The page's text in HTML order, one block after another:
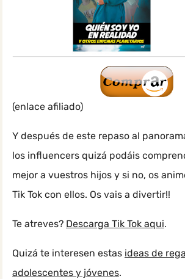
(enlace afiliado)
Y después de este repaso al
los influencers quizá podáis
mejor a vuestros hijos y si no, os
Tik Tok con ellos. Os vais a divertir!!
Te atreves? Descarga Tik Tok aqui.
Quizá te interesen estas ideas de
adolescentes y jóvenes.